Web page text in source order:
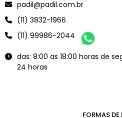
padil@padil.com.br
(11) 3832-1966
(11) 99986-2044
das: 8:00 as 18:00 horas de
24 horas
FORMAS DE